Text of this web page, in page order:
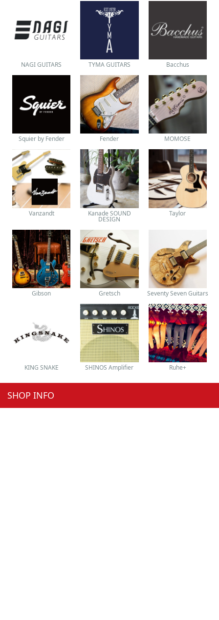
NAGI GUITARS TYMA GUITARS Bacchus
Squier by Fender Fender MOMOSE
Vanzandt Kanade SOUND
DESIGN
Taylor
Gibson Gretsch Seventy Seven Guitars
KING SNAKE SHINOS Amplifier Ruhe+
SHOP INFO